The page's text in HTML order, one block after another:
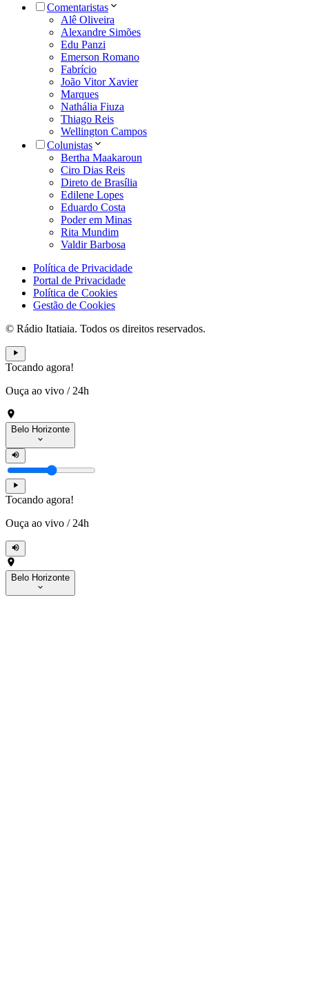
Comentaristas
Alê Oliveira
Alexandre Simões
Edu Panzi
Emerson Romano
Fabrício
João Vitor Xavier
Marques
Nathália Fiuza
Thiago Reis
Wellington Campos
Colunistas
Bertha Maakaroun
Ciro Dias Reis
Direto de Brasília
Edilene Lopes
Eduardo Costa
Poder em Minas
Rita Mundim
Valdir Barbosa
Política de Privacidade
Portal de Privacidade
Política de Cookies
Gestão de Cookies
© Rádio Itatiaia. Todos os direitos reservados.
Tocando agora!
Ouça ao vivo / 24h
Belo Horizonte
Tocando agora!
Ouça ao vivo / 24h
Belo Horizonte